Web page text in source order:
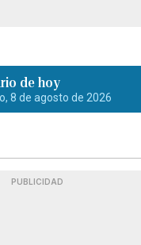
de hoy
8 de agosto de 2026
PUBLICIDAD